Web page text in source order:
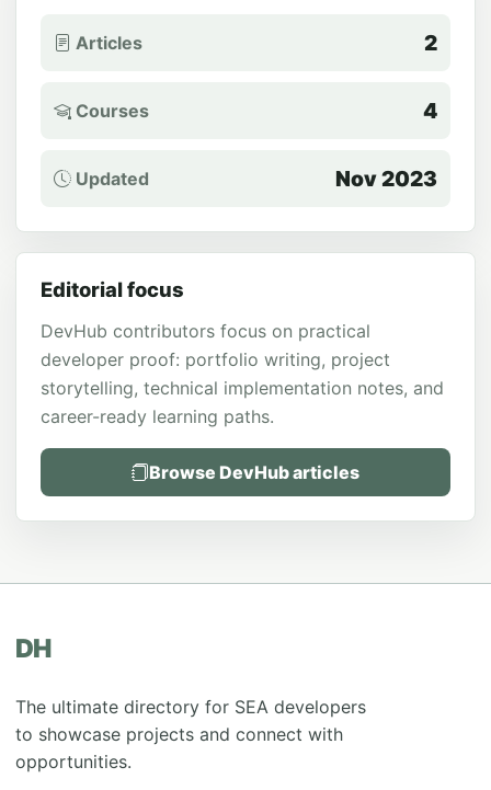
Articles 2
Courses 4
Updated Nov 2023
Editorial focus
DevHub contributors focus on practical
developer proof: portfolio writing, project
storytelling, technical implementation notes, and
career-ready learning paths.
Browse DevHub articles
DH
The ultimate directory for SEA developers
to showcase projects and connect with
opportunities.